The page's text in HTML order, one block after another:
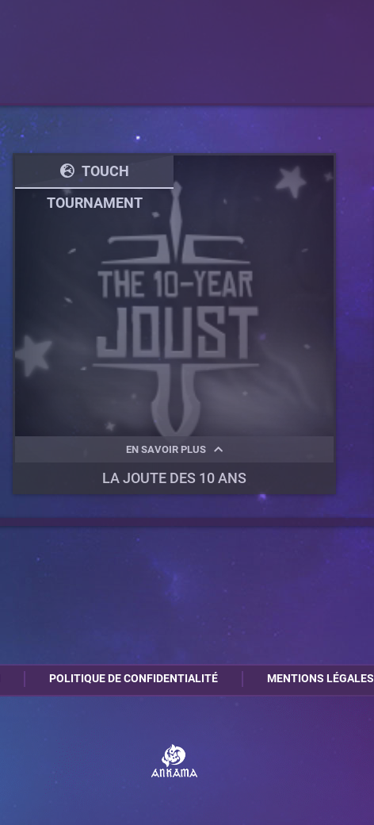
LA JOUTE DES 10 ANS
TOUCH
TOURNAMENT
EN SAVOIR PLUS
DATE DU PROCHAIN MATCH
TERMINÉ
NOMBRE DE PARTICIPANTS
SERVEUR DU TOURNOI
TOUCH TOURNAMENT
POLITIQUE DE CONFIDENTIALITÉ MENTIONS LÉGALES